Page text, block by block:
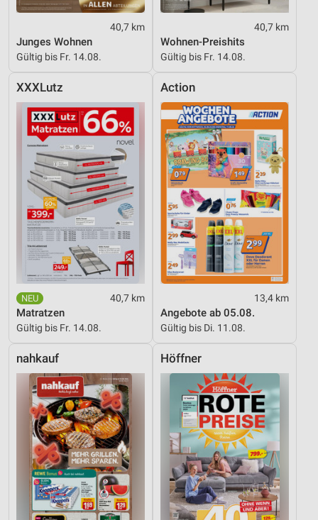
40,7 km
Junges Wohnen
Gültig bis Fr. 14.08.
40,7 km
Wohnen-Preishits
Gültig bis Fr. 14.08.
XXXLutz
40,7 km
Matratzen
Gültig bis Fr. 14.08.
Action
13,4 km
Angebote ab 05.08.
Gültig bis Di. 11.08.
nahkauf Höffner